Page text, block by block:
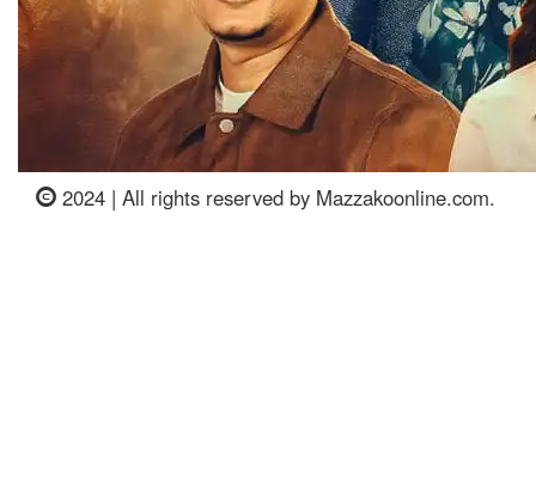
2024 | All rights reserved by Mazzakoonline.com.